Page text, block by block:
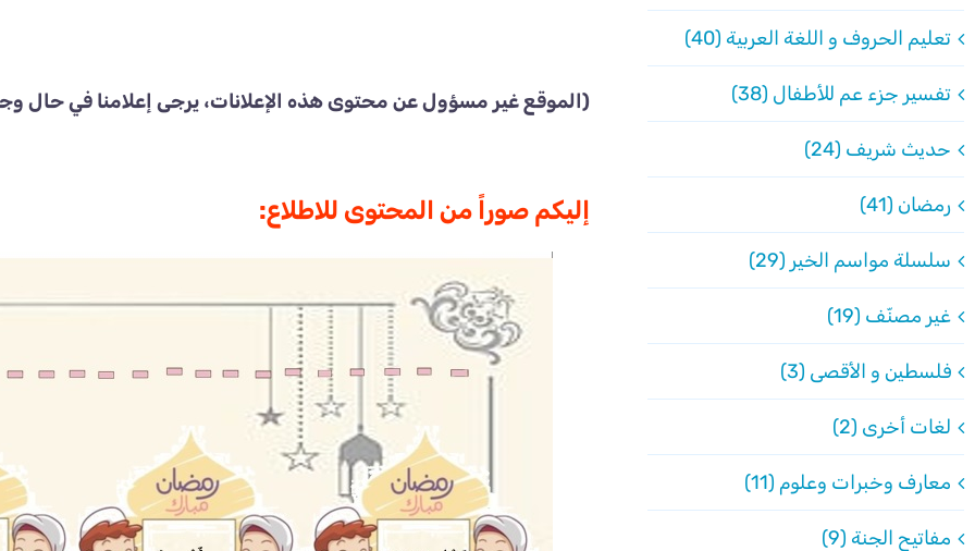
(الموقع غير مسؤول عن محتوى هذه الإعلانات، يرجى إعلامنا في حال
إليكم صوراً من المحتوى للاطلاع:
تعليم الحروف و اللغة العربية (40)
تفسير جزء عم للأطفال (38)
حديث شريف (24)
رمضان (41)
سلسلة مواسم الخير (29)
غير مصنّف (19)
فلسطين و الأقصى (3)
لغات أخرى (2)
معارف وخبرات وعلوم (11)
مفاتيح الجنة (9)